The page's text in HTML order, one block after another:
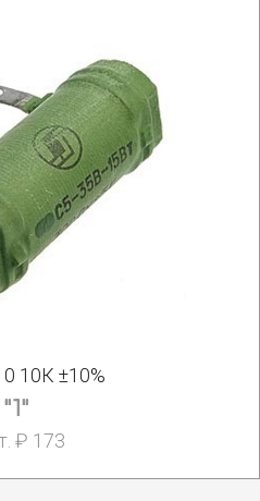
10К ±10%
"1"
₽ 173